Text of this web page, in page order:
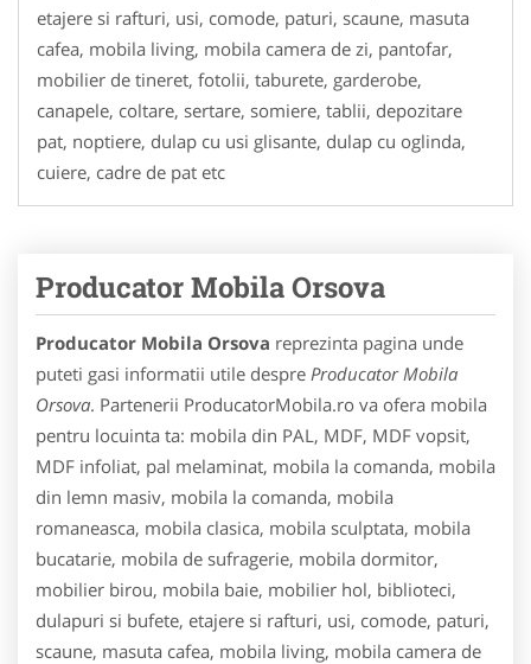
etajere si rafturi, usi, comode, paturi, scaune, masuta
cafea, mobila living, mobila camera de zi, pantofar,
mobilier de tineret, fotolii, taburete, garderobe,
canapele, coltare, sertare, somiere, tablii, depozitare
pat, noptiere, dulap cu usi glisante, dulap cu oglinda,
cuiere, cadre de pat etc
Producator Mobila Orsova
Producator Mobila Orsova reprezinta pagina unde
puteti gasi informatii utile despre Producator Mobila
Orsova. Partenerii ProducatorMobila.ro va ofera mobila
pentru locuinta ta: mobila din PAL, MDF, MDF vopsit,
MDF infoliat, pal melaminat, mobila la comanda, mobila
din lemn masiv, mobila la comanda, mobila
romaneasca, mobila clasica, mobila sculptata, mobila
bucatarie, mobila de sufragerie, mobila dormitor,
mobilier birou, mobila baie, mobilier hol, biblioteci,
dulapuri si bufete, etajere si rafturi, usi, comode, paturi,
scaune, masuta cafea, mobila living, mobila camera de